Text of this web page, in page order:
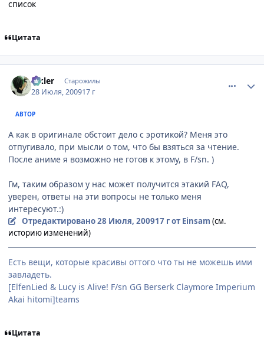
список
Цитата
Elkler Старожилы
28 Июля, 200917 г
АВТОР
А как в оригинале обстоит дело с эротикой? Меня это
отпугивало, при мысли о том, что бы взяться за чтение.
После аниме я возможно не готов к этому, в F/sn. )
Гм, таким образом у нас может получится этакий FAQ,
уверен, ответы на эти вопросы не только меня
интересуют.:)
Отредактировано28 Июля, 200917 гот Einsam (см.
историю изменений)
Есть вещи, которые красивы оттого что ты не можешь ими
завладеть.
[ElfenLied & Lucy is Alive! F/sn GG Berserk Claymore Imperium
Akai hitomi]teams
Цитата